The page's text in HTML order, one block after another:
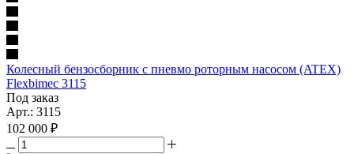
Колесный бензосборник с пневмо роторным насосом (ATEX)
Flexbimec 3115
Под заказ
Арт.: 3115
102 000 ₽